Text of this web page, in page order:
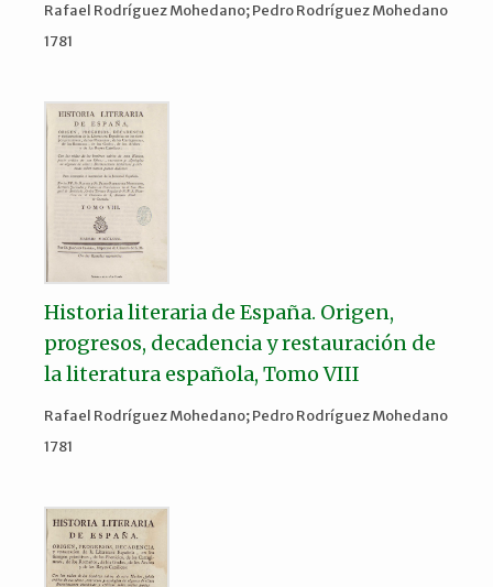
Rafael Rodríguez Mohedano; Pedro Rodríguez Mohedano
1781
Historia literaria de España. Origen,
progresos, decadencia y restauración de
la literatura española, Tomo VIII
Rafael Rodríguez Mohedano; Pedro Rodríguez Mohedano
1781